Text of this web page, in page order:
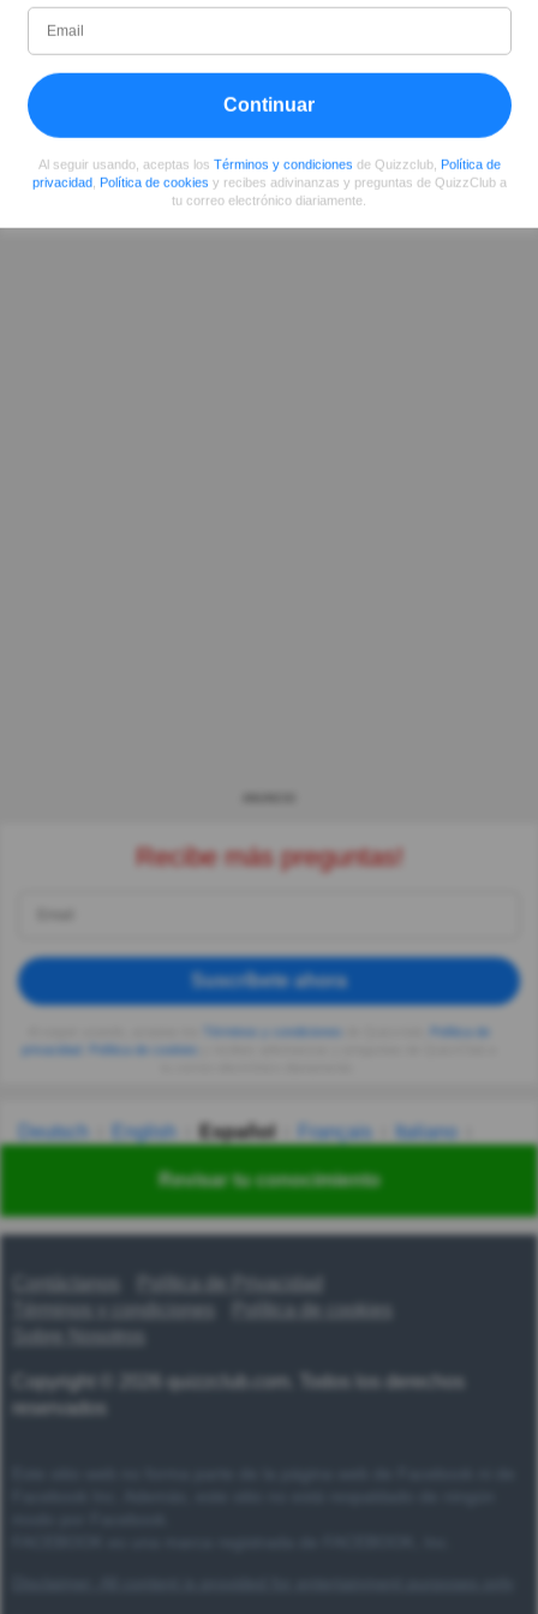
Revisar tu conocimiento
Desde
08/2017
Nivel
93
Puntuación
468246
Preguntas
355
Compartir en Facebook
Recibe más preguntas!
Suscríbete ahora
privacidad
Deutsch English Español Français
Italiano
Українська हिन्दी 한국어 汉语
Contáctanos
Política de Privacidad
Términos y condiciones
Copyright © 2026 quizzclub.com. Todos los derechos
reservados
Continuar
Al seguir usando, aceptas los Términos y condiciones de Quizzclub, Política de
privacidad, Política de cookies y recibes adivinanzas y preguntas de QuizzClub a
tu correo electrónico diariamente.